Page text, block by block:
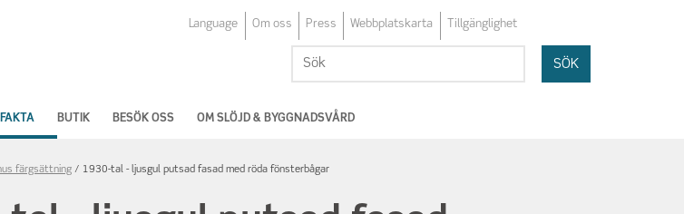
Language Om oss Press Webbplatskarta Tillgänglighet
Sök
Sök
BUTIK BESÖK OSS OM SLÖJD & BYGGNADSVÅRD
färgsättning 1930-tal - ljusgul putsad fasad med röda fönsterbågar